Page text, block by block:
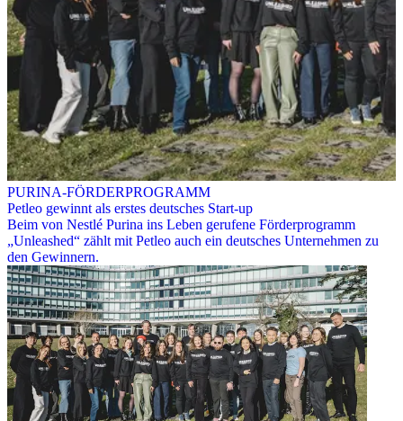
PURINA-FÖRDERPROGRAMM
Petleo gewinnt als erstes deutsches Start-up
Beim von Nestlé Purina ins Leben gerufene Förderprogramm
„Unleashed“ zählt mit Petleo auch ein deutsches Unternehmen zu
den Gewinnern.